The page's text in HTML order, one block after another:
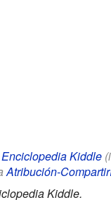
Enciclopedia Kiddle
Atribución-
Kiddle.